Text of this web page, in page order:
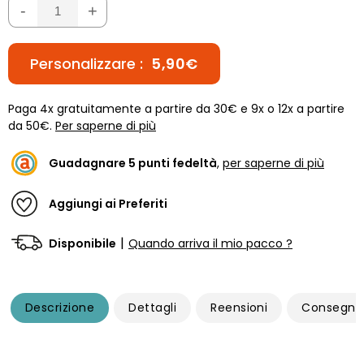
- +
Personalizzare : 5,90€
Paga 4x gratuitamente a partire da 30€ e 9x o 12x a partire
da 50€. Per saperne di più
Guadagnare 5 punti fedeltà, per saperne di più
Aggiungi ai Preferiti
Disponibile | Quando arriva il mio pacco ?
Descrizione Dettagli Reensioni Consegna